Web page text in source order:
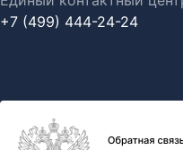
+7 (499) 444-24-24